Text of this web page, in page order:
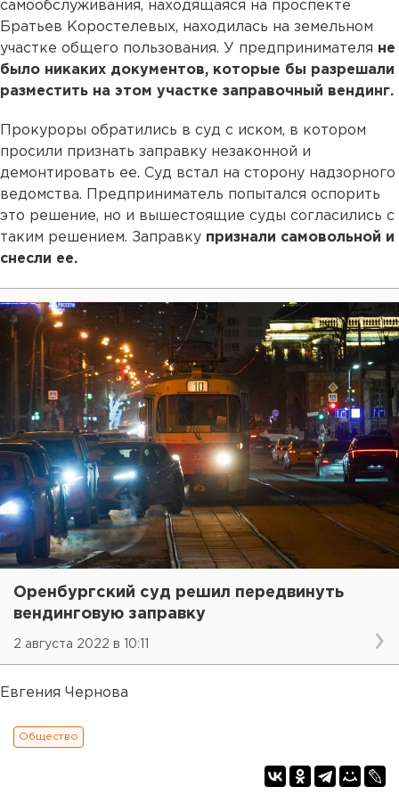
самообслуживания, находящаяся на проспекте
Братьев Коростелевых, находилась на земельном
участке общего пользования. У предпринимателя не
было никаких документов, которые бы разрешали
разместить на этом участке заправочный вендинг.
Прокуроры обратились в суд с иском, в котором
просили признать заправку незаконной и
демонтировать ее. Суд встал на сторону надзорного
ведомства. Предприниматель попытался оспорить
это решение, но и вышестоящие суды согласились с
таким решением. Заправку признали самовольной и
снесли ее.
Оренбургский суд решил передвинуть
вендинговую заправку
2 августа 2022 в 10:11
Евгения Чернова
Общество